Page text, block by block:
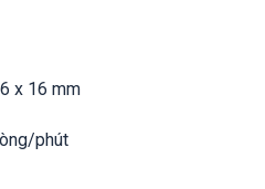
16 mm
phút